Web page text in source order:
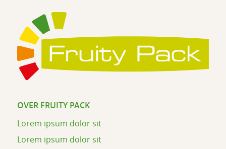
OVER FRUITY PACK
Lorem ipsum dolor sit
Lorem ipsum dolor sit